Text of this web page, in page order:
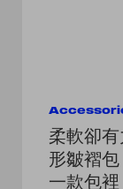
柔軟卻
形皺褶
一款包裡